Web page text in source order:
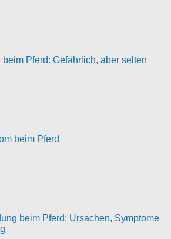
Pferd: Gefährlich, aber selten
beim Pferd
beim Pferd: Ursachen, Symptome